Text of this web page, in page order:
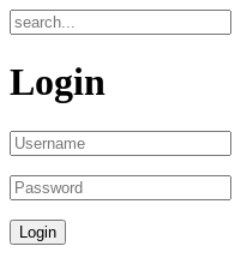
Login